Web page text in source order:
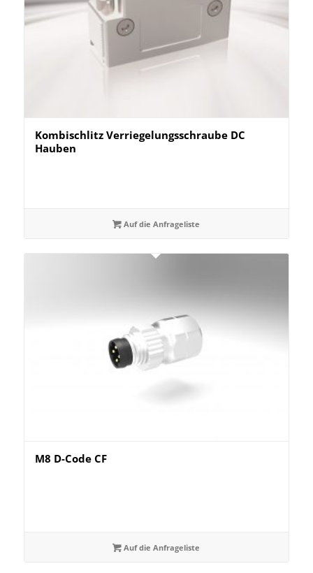
Kombischlitz Verriegelungsschraube DC
Hauben
Auf die Anfrageliste
M8 D-Code CF
Auf die Anfrageliste